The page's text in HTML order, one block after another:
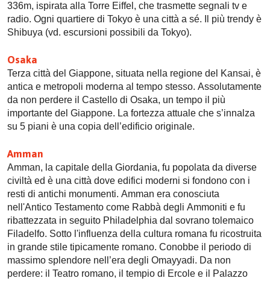
336m, ispirata alla Torre Eiffel, che trasmette segnali tv e
radio. Ogni quartiere di Tokyo è una città a sé. Il più trendy è
Shibuya (vd. escursioni possibili da Tokyo).
Osaka
Terza città del Giappone, situata nella regione del Kansai, è
antica e metropoli moderna al tempo stesso. Assolutamente
da non perdere il Castello di Osaka, un tempo il più
importante del Giappone. La fortezza attuale che s’innalza
su 5 piani è una copia dell’edificio originale.
Amman
Amman, la capitale della Giordania, fu popolata da diverse
civiltà ed è una città dove edifici moderni si fondono con i
resti di antichi monumenti. Amman era conosciuta
nell'Antico Testamento come Rabbà degli Ammoniti e fu
ribattezzata in seguito Philadelphia dal sovrano tolemaico
Filadelfo. Sotto l'influenza della cultura romana fu ricostruita
in grande stile tipicamente romano. Conobbe il periodo di
massimo splendore nell’era degli Omayyadi. Da non
perdere: il Teatro romano, il tempio di Ercole e il Palazzo